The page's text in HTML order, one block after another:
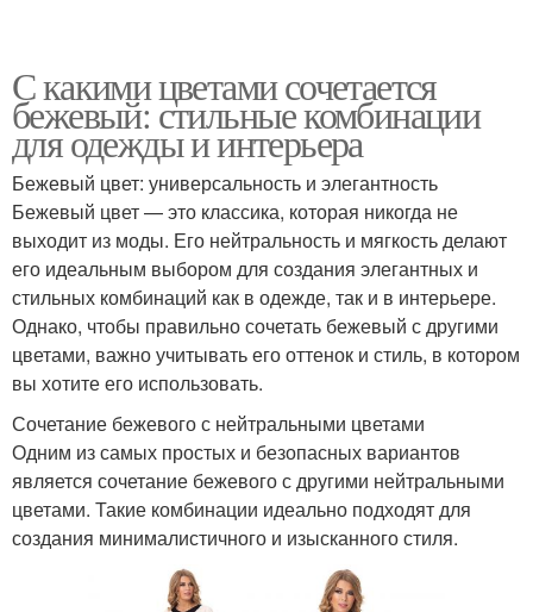
С какими цветами сочетается
бежевый: стильные комбинации
для одежды и интерьера
Бежевый цвет: универсальность и элегантность
Бежевый цвет — это классика, которая никогда не
выходит из моды. Его нейтральность и мягкость делают
его идеальным выбором для создания элегантных и
стильных комбинаций как в одежде, так и в интерьере.
Однако, чтобы правильно сочетать бежевый с другими
цветами, важно учитывать его оттенок и стиль, в котором
вы хотите его использовать.
Сочетание бежевого с нейтральными цветами
Одним из самых простых и безопасных вариантов
является сочетание бежевого с другими нейтральными
цветами. Такие комбинации идеально подходят для
создания минималистичного и изысканного стиля.